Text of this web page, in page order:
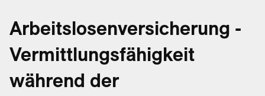
Arbeitslosenversicherung -
Vermittlungsfähigkeit
während der